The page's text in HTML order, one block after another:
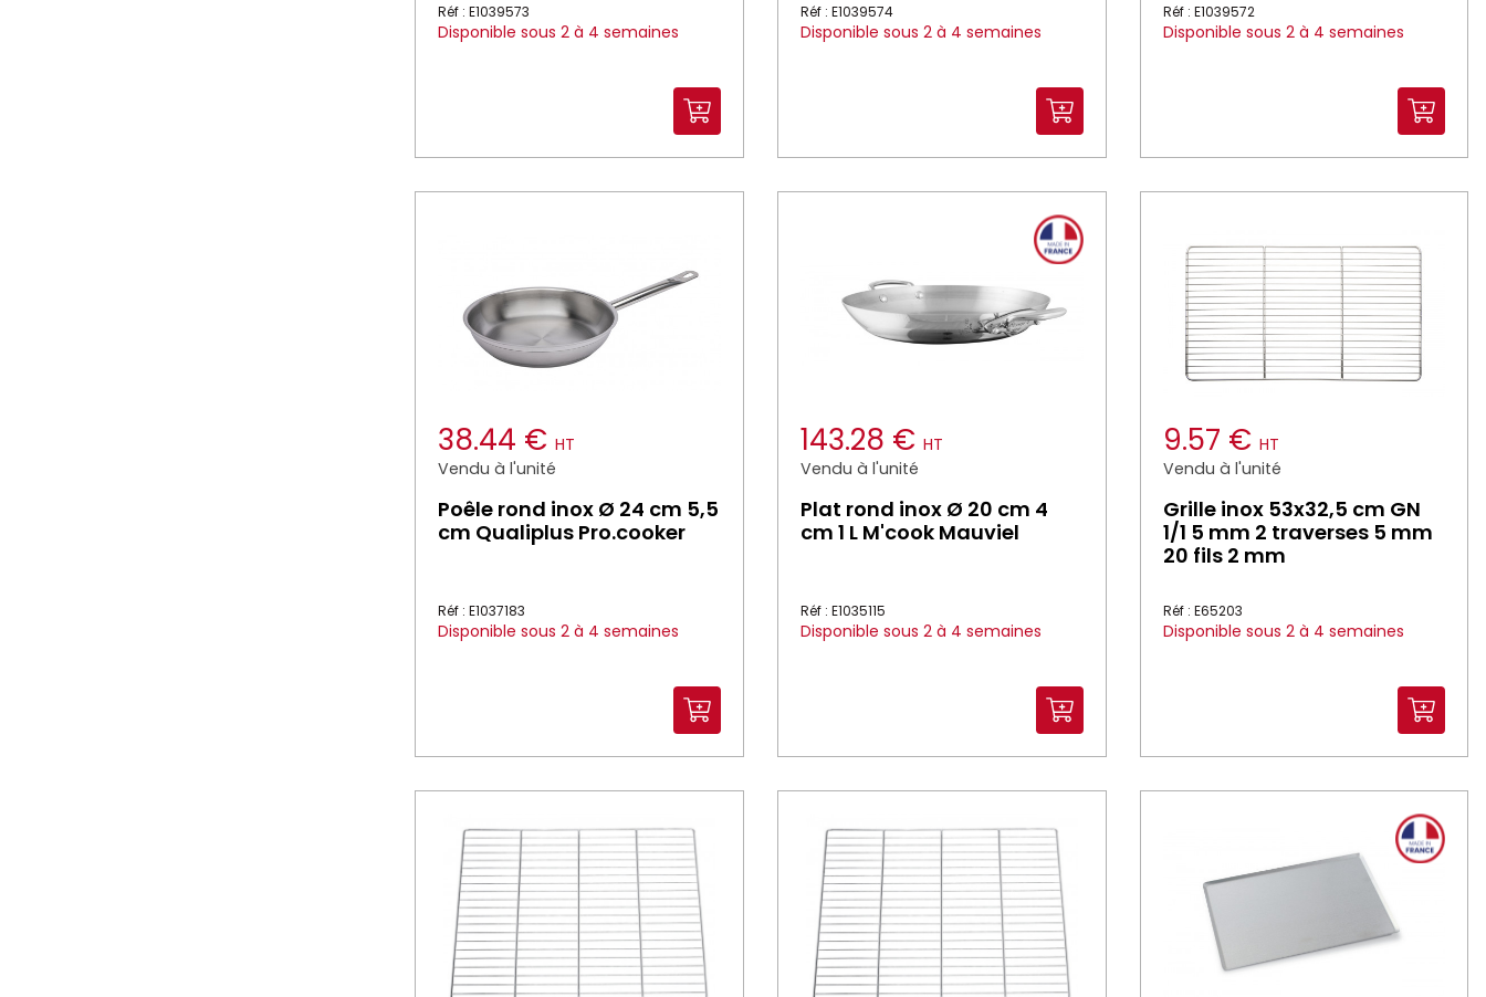
Réf : E1039573
Disponible sous 2 à 4 semaines
Réf : E1039574
Disponible sous 2 à 4 semaines
Réf : E1039572
Disponible sous 2 à 4 semaines
38.44 € HT
Vendu à l'unité
Poêle rond inox Ø 24 cm 5,5
cm Qualiplus Pro.cooker
Réf : E1037183
Disponible sous 2 à 4 semaines
143.28 € HT
Vendu à l'unité
Plat rond inox Ø 20 cm 4
cm 1 L M'cook Mauviel
Réf : E1035115
Disponible sous 2 à 4 semaines
9.57 € HT
Vendu à l'unité
Grille inox 53x32,5 cm GN
1/1 5 mm 2 traverses 5 mm
20 fils 2 mm
Réf : E65203
Disponible sous 2 à 4 semaines